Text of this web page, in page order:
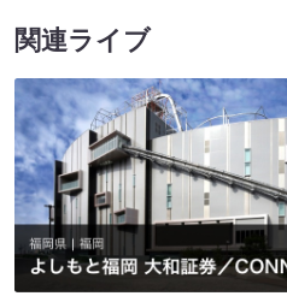
関連ライブ